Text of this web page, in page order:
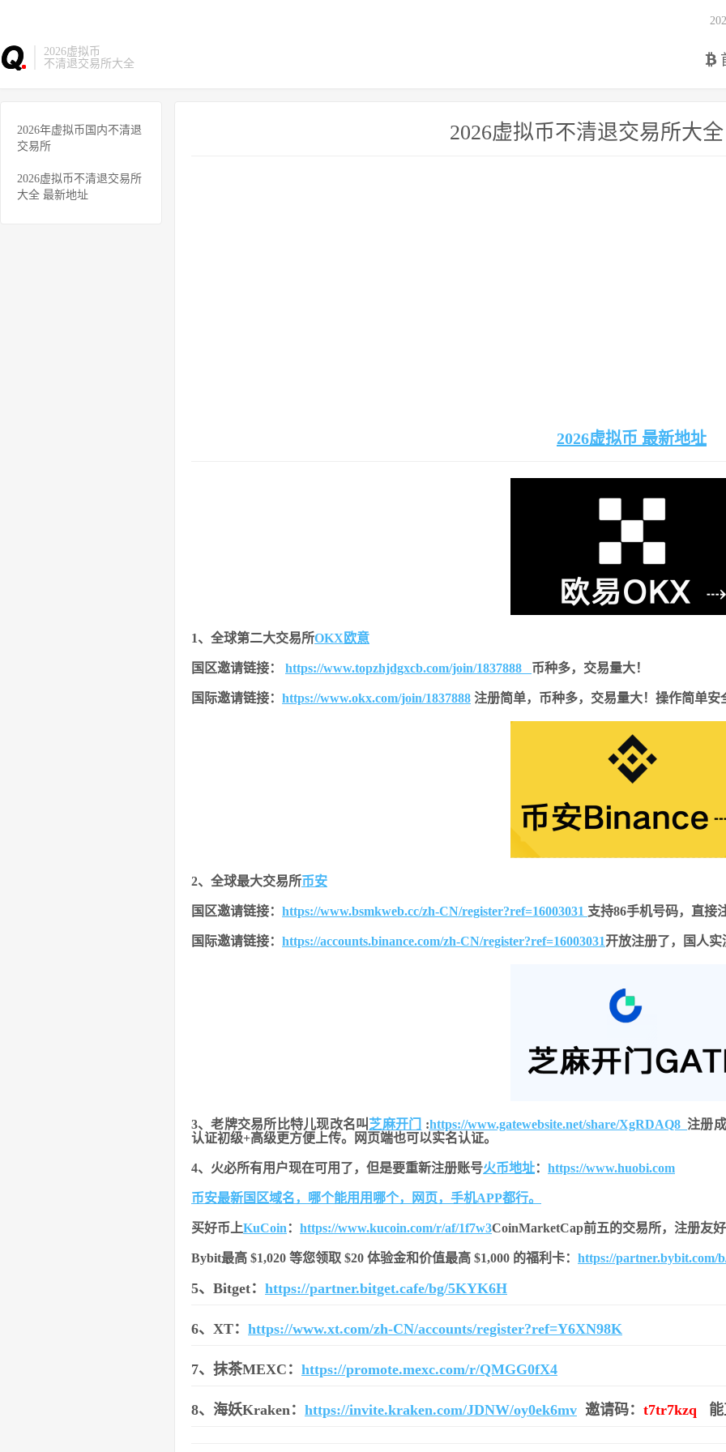
2026虚拟币
不清退交易所大全
2026年虚拟币国内不清退
交易所
2026虚拟币不清退交易所
大全 最新地址
2026虚拟币不清退交易所大
2026虚拟币 最新地址
1、全球第二大交易所OKX欧意
国区邀请链接： https://www.topzhjdgxcb.com/join/1837888 币种多，交易量大！
国际邀请链接： https://www.okx.com/join/1837888 注册简单， 币种多，交易量大！操作简单安
2、全球最大交易所币安
国区邀请链接： https://www.bsmkweb.cc/zh-CN/register?ref=16003031 支持86手机号码，直接
国际邀请链接： https://accounts.binance.com/zh-CN/register?ref=16003031开放注册了，国人实
3、老牌交易所比特儿现改名叫 芝麻开门 :https://www.gatewebsite.net/share/XgRDAQ8注册
认证初级+高级更方便上传。网页端也可以实名认证。
4、火必所有用户现在可用了，但是要重新注册账号火币地址： https://www.huobi.com
币安最新国区域名，哪个能用用哪个，网页，手机APP都行。
买好币上KuCoin ： https://www.kucoin.com/r/af/1f7w3CoinMarketCap前五的交易所，注册友
Bybit最高 $1,020 等您领取 $20 体验金和价值最高 $1,000 的福利卡： https://partner.bybit.com/
5、Bitget： https://partner.bitget.cafe/bg/5KYK6H
6、XT： https://www.xt.com/zh-CN/accounts/register?ref=Y6XN98K
7、抹茶MEXC： https://promote.mexc.com/r/QMGG0fX4
8、海妖Kraken： https://invite.kraken.com/JDNW/oy0ek6mv 邀请码： t7tr7kzq 能